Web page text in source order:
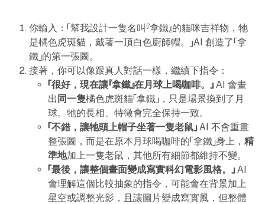
你輸入：「幫我設計一隻名叫『拿鐵』的貓咪吉祥物，牠
是橘色虎斑貓，戴著一頂白色廚師帽。」AI 創造了「拿
鐵」的第一張圖。
接著，你可以像跟真人對話一樣，繼續下指令：
「很好，現在讓『拿鐵』在月球上喝咖啡。」AI 會畫
出 同一隻橘色虎斑貓「拿鐵」，只是場景換到了月
球。牠的長相、特徵會完全保持一致。
「不錯，讓牠頭上帽子坐著一隻老鼠」AI 不會重畫
整張圖，而是在原本月球喝咖啡的「拿鐵」身上， 精
準地加上一隻老鼠，其他所有細節都維持不變。
「最後，讓整個畫面變成寫實科幻電影風格。」AI
會理解這個比較抽象的指令，可能會在背景加上
星空或調整光影，且讓圖片變成寫實風，但整體